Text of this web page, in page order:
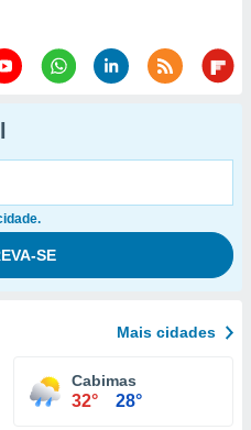
Mais cidades
Cabimas
32° 28°